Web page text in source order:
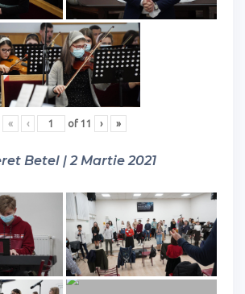
« ‹ of 11 › »
Betel | 2 Martie 2021